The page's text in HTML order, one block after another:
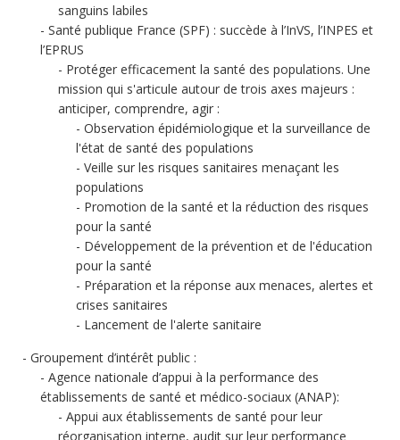
sanguins labiles
Santé publique France (SPF) : succède à l’InVS, l’INPES et
l’EPRUS
Protéger efficacement la santé des populations. Une
mission qui s'articule autour de trois axes majeurs :
anticiper, comprendre, agir :
Observation épidémiologique et la surveillance de
l'état de santé des populations
Veille sur les risques sanitaires menaçant les
populations
Promotion de la santé et la réduction des risques
pour la santé
Développement de la prévention et de l'éducation
pour la santé
Préparation et la réponse aux menaces, alertes et
crises sanitaires
Lancement de l'alerte sanitaire
Groupement d’intérêt public :
Agence nationale d’appui à la performance des
établissements de santé et médico-sociaux (ANAP):
Appui aux établissements de santé pour leur
réorganisation interne, audit sur leur performance